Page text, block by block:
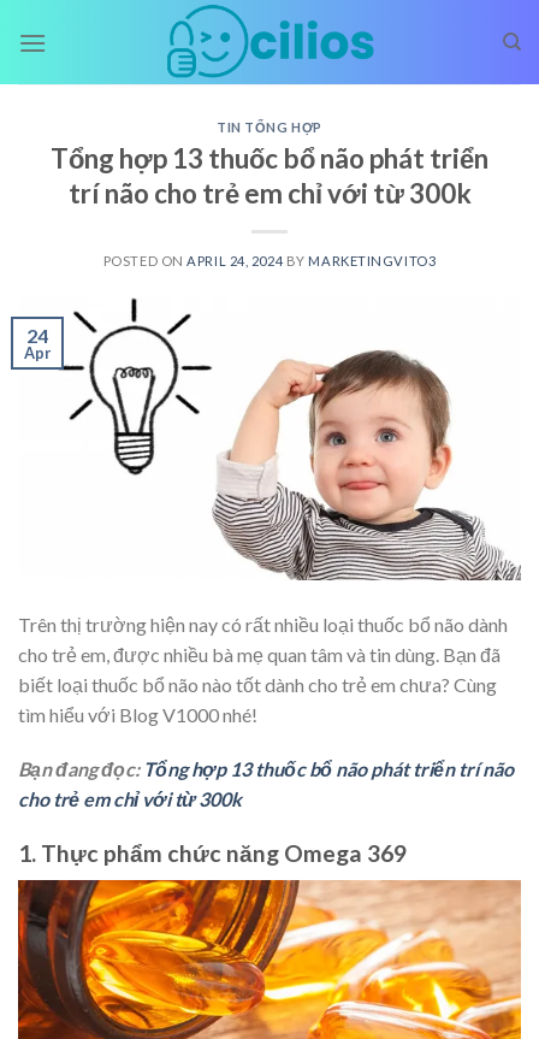
TIN TỔNG HỢP
Tổng hợp 13 thuốc bổ não phát triển
trí não cho trẻ em chỉ với từ 300k
POSTED ON APRIL 24, 2024 BY MARKETINGVITO3
24
Apr
Trên thị trường hiện nay có rất nhiều loại thuốc bổ não dành
cho trẻ em, được nhiều bà mẹ quan tâm và tin dùng. Bạn đã
biết loại thuốc bổ não nào tốt dành cho trẻ em chưa? Cùng
tìm hiểu với Blog V1000 nhé!
Bạn đang đọc: Tổng hợp 13 thuốc bổ não phát triển trí não
cho trẻ em chỉ với từ 300k
1. Thực phẩm chức năng Omega 369